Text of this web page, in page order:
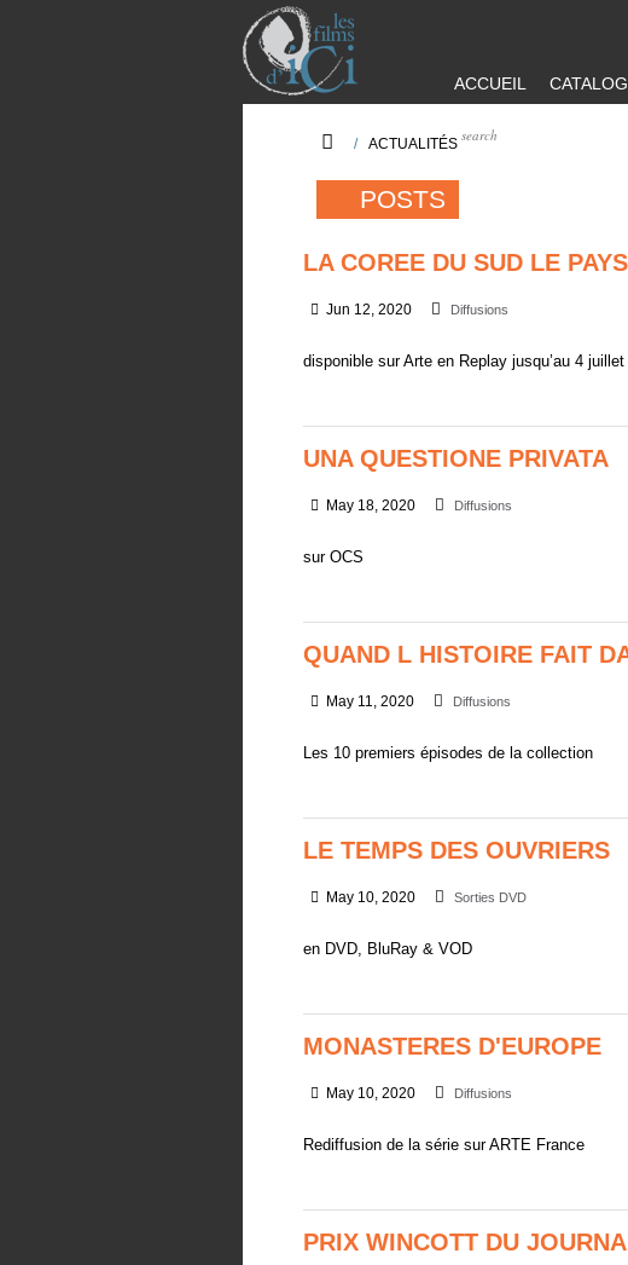
ACCUEIL
/ ACTUALITÉS
POSTS
LA COREE DU SUD LE
Jun 12, 2020 Diffusions
disponible sur Arte en Replay jusqu’au 4 juillet
UNA QUESTIONE PRIVATA
May 18, 2020 Diffusions
sur OCS
QUAND L HISTOIRE FAIT
May 11, 2020 Diffusions
Les 10 premiers épisodes de la collection
LE TEMPS DES OUVRIERS
May 10, 2020 Sorties DVD
en DVD, BluRay & VOD
MONASTERES D'EUROPE
May 10, 2020 Diffusions
Rediffusion de la série sur ARTE France
PRIX WINCOTT DU